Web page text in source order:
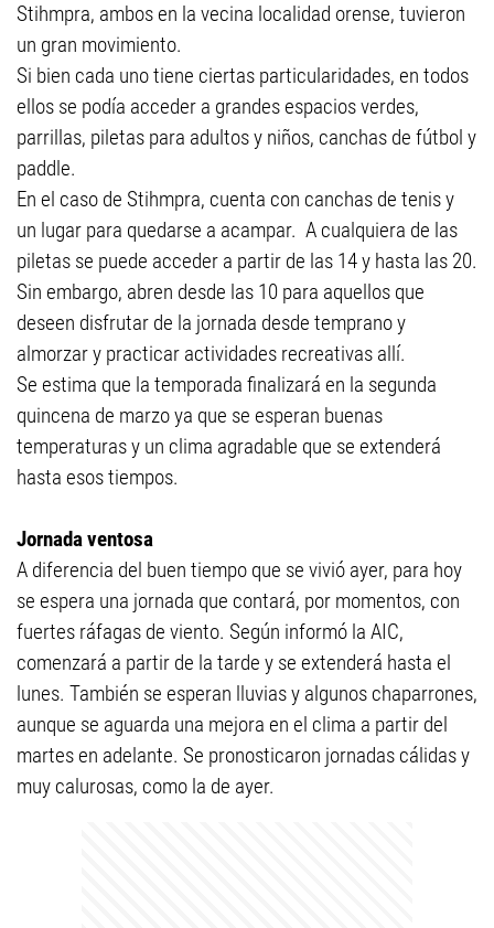
Stihmpra, ambos en la vecina localidad orense, tuvieron
un gran movimiento.
Si bien cada uno tiene ciertas particularidades, en todos
ellos se podía acceder a grandes espacios verdes,
parrillas, piletas para adultos y niños, canchas de fútbol y
paddle.
En el caso de Stihmpra, cuenta con canchas de tenis y
un lugar para quedarse a acampar. A cualquiera de las
piletas se puede acceder a partir de las 14 y hasta las 20.
Sin embargo, abren desde las 10 para aquellos que
deseen disfrutar de la jornada desde temprano y
almorzar y practicar actividades recreativas allí.
Se estima que la temporada finalizará en la segunda
quincena de marzo ya que se esperan buenas
temperaturas y un clima agradable que se extenderá
hasta esos tiempos.
Jornada ventosa
A diferencia del buen tiempo que se vivió ayer, para hoy
se espera una jornada que contará, por momentos, con
fuertes ráfagas de viento. Según informó la AIC,
comenzará a partir de la tarde y se extenderá hasta el
lunes. También se esperan lluvias y algunos chaparrones,
aunque se aguarda una mejora en el clima a partir del
martes en adelante. Se pronosticaron jornadas cálidas y
muy calurosas, como la de ayer.